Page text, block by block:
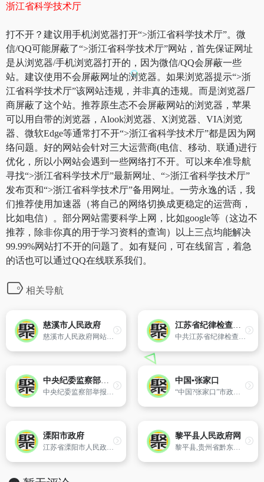
浙江省科学技术厅
打不开？建议用手机浏览器打开“>浙江省科学技术厅”。微
信/QQ可能屏蔽了“>浙江省科学技术厅”网站，首先保证网址
是从浏览器/手机浏览器打开的，因为微信/QQ会屏蔽一些
站。建议使用不会屏蔽网址的浏览器。如果浏览器提示“>浙
江省科学技术厅”该网站违规，并非真的违规。而是浏览器厂
商屏蔽了这个站。推荐原生态不会屏蔽网站的浏览器，苹果
可以用自带的浏览器，Alook浏览器、X浏览器、VIA浏览
器、微软Edge等通常打不开“>浙江省科学技术厅”都是因为网
络问题。好的网站会针对三大运营商(电信、移动、联通)进行
优化，所以小网站会遇到一些网络打不开。可以来牟准导航
寻找“>浙江省科学技术厅”最新网址、“>浙江省科学技术厅”
发布页和“>浙江省科学技术厅”备用网址。一劳永逸的话，我
们推荐使用加速器（将自己的网络切换成更稳定的运营商，
比如电信）。部分网站需要科学上网，比如google等（这边不
推荐，除非你真的用于学习资料的查询）以上三点均能解决
99.99%网站打不开的问题了。如有疑问，可在线留言，着急
的话也可以通过QQ在线联系我们。
相关导航
慈溪市人民政府
慈溪市人民政府网站是市政府各职能部门对外发布政务信息,提供公共服务、开展职能管理的一个重要渠道。网站为访问者提供慈溪市政务、经济、投资、旅游等全方位的信息和在线公共服务。
江苏省纪律检查委员会
中共江苏省纪律检查委员会 江苏省监察厅
中央纪委监察部举报网站
中央纪委监察部举报网站
中国▪张家口
“中国?张家口”市政府门户网站（简称“中国?张家口”）是在市委和市政府领导同志关怀、指导下,由市人民政府办公室建设的。
溧阳市政府
江苏省溧阳市人民政府官方网站
黎平县人民政府网
黎平县,贵州省黔东南苗族侗族自治州下辖县,位于贵州省东南部,黔东南州南部,东毗湖南省靖州苗族侗族自治县、通道侗族自治县,南邻广西壮族自治区三江侗族自治县,西连黔东南州榕江县、从江县,北接黔东南州锦屏县、剑河县,是贵州东进两湖、南下两广的桥头堡。